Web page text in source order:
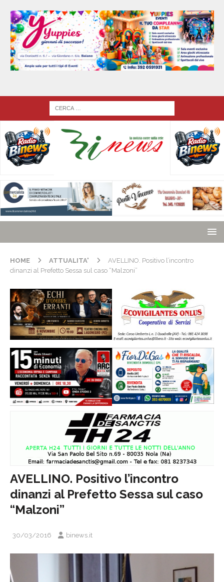
HOME ATTUALITA'
AVELLINO. Positivo l’incontro
dinanzi al Prefetto Sessa sul caso “Malzoni”
AVELLINO. Positivo l’incontro
dinanzi al Prefetto Sessa sul caso
“Malzoni”
30/03/2016 binews.it